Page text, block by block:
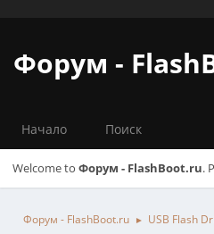
Форум -
Начало Поиск
Welcome to Форум - FlashBoot.ru.
Форум - FlashBoot.ru ► USB Flash